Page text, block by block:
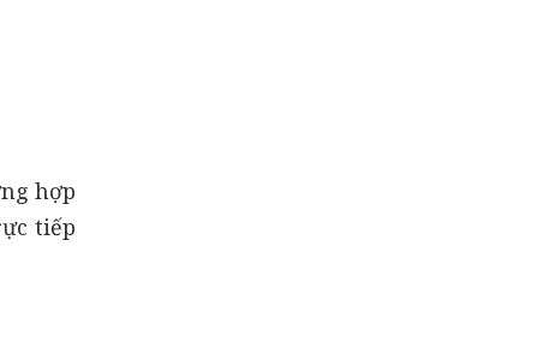
hợp
tiếp